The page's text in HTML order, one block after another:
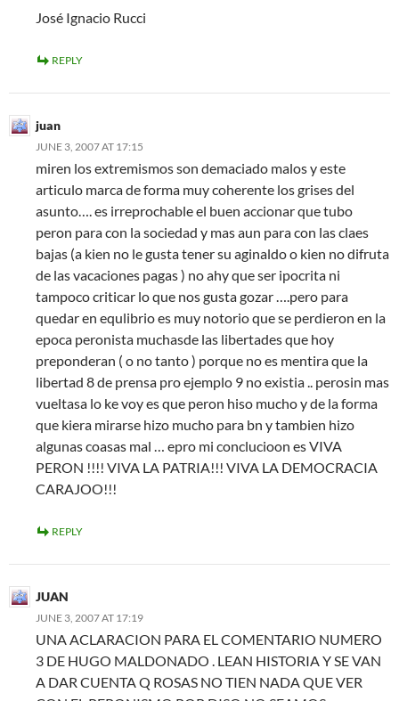
José Ignacio Rucci
REPLY
juan
JUNE 3, 2007 AT 17:15
miren los extremismos son demaciado malos y este
articulo marca de forma muy coherente los grises del
asunto…. es irreprochable el buen accionar que tubo
peron para con la sociedad y mas aun para con las claes
bajas (a kien no le gusta tener su aginaldo o kien no difruta
de las vacaciones pagas ) no ahy que ser ipocrita ni
tampoco criticar lo que nos gusta gozar ….pero para
quedar en equlibrio es muy notorio que se perdieron en la
epoca peronista muchasde las libertades que hoy
preponderan ( o no tanto ) porque no es mentira que la
libertad 8 de prensa pro ejemplo 9 no existia .. perosin mas
vueltasa lo ke voy es que peron hiso mucho y de la forma
que kiera mirarse hizo mucho para bn y tambien hizo
algunas coasas mal … epro mi conclucioon es VIVA
PERON !!!! VIVA LA PATRIA!!! VIVA LA DEMOCRACIA
CARAJOO!!!
REPLY
JUAN
JUNE 3, 2007 AT 17:19
UNA ACLARACION PARA EL COMENTARIO NUMERO
3 DE HUGO MALDONADO . LEAN HISTORIA Y SE VAN
A DAR CUENTA Q ROSAS NO TIEN NADA QUE VER